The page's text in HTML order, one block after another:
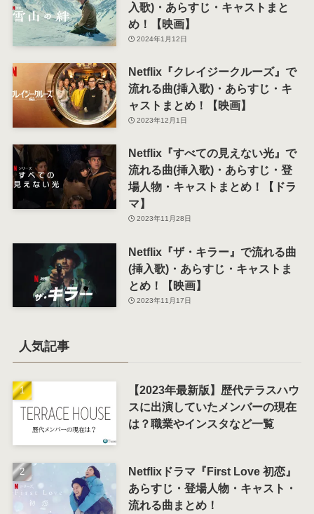
入歌)・あらすじ・キャストまと
め！【映画】
2024年1月12日
Netflix『クレイジークルーズ』で
流れる曲(挿入歌)・あらすじ・キ
ャストまとめ！【映画】
2023年12月1日
Netflix『すべての見えない光』で
流れる曲(挿入歌)・あらすじ・登
場人物・キャストまとめ！【ドラ
マ】
2023年11月28日
Netflix『ザ・キラー』で流れる曲
(挿入歌)・あらすじ・キャストま
とめ！【映画】
2023年11月17日
人気記事
【2023年最新版】歴代テラスハウ
スに出演していたメンバーの現在
は？職業やインスタなど一覧
Netflixドラマ『First Love 初恋』
あらすじ・登場人物・キャスト・
流れる曲まとめ！